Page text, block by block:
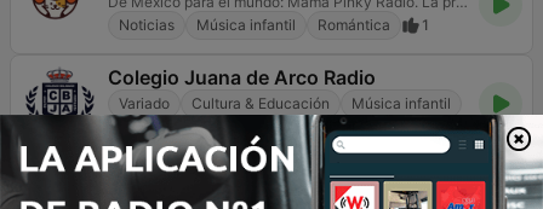
Noticias
Música infantil Romántica 1
Colegio Juana de Arco Radio
Variado Cultura & Educación
Música infantil
JaliscoOnline